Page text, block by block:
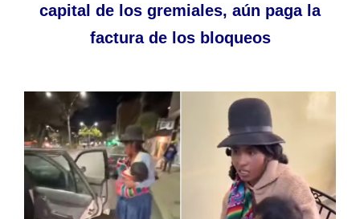
capital de los gremiales, aún paga la
factura de los bloqueos